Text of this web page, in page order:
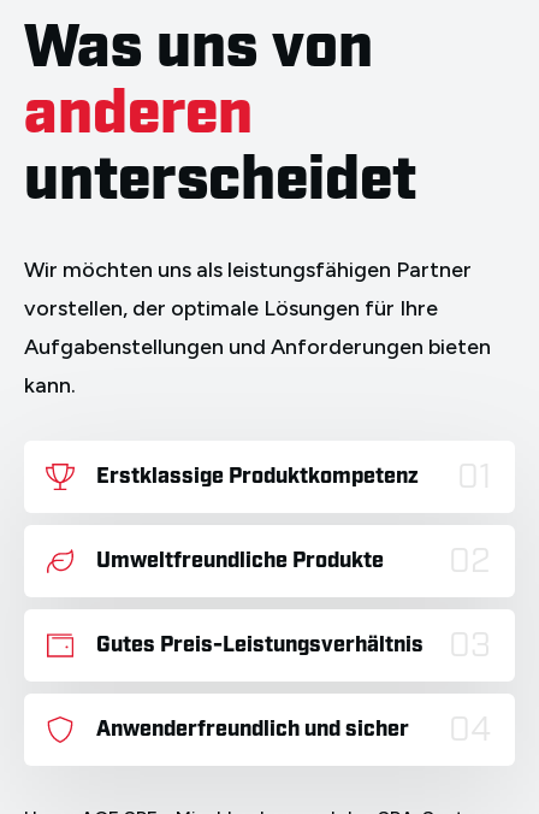
Was uns von
anderen
unterscheidet
Wir möchten uns als leistungsfähigen Partner
vorstellen, der optimale Lösungen für Ihre
Aufgabenstellungen und Anforderungen bieten
kann.
01
Erstklassige Produktkompetenz
02
Umweltfreundliche Produkte
03
Gutes Preis-Leistungsverhältnis
04
Anwenderfreundlich und sicher